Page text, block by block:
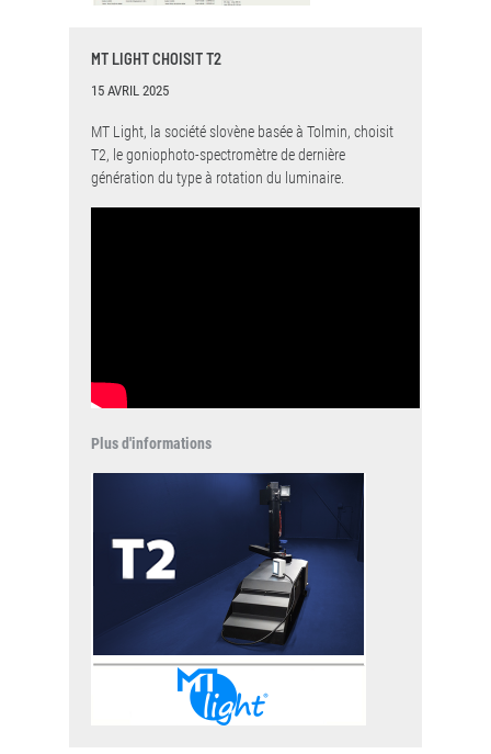
MT LIGHT CHOISIT T2
15 AVRIL 2025
MT Light, la société slovène basée à Tolmin, choisit
T2, le goniophoto-spectromètre de dernière
génération du type à rotation du luminaire.
Plus d'informations